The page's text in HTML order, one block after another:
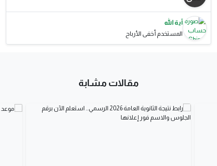
آية الله
المستخدم أخفى الأرباح
مقالات مشابة